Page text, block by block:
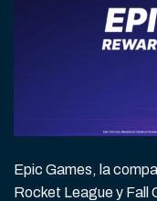
Epic Games, la
Rocket League y Fall